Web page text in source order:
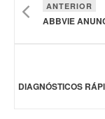
ANTERIOR